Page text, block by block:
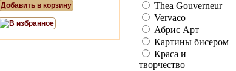
Добавить в корзину
В избранное
Thea Gouverneur
Vervaco
Абрис Арт
Картины бисером
Краса и
творчество